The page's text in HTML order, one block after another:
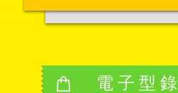
電子型錄